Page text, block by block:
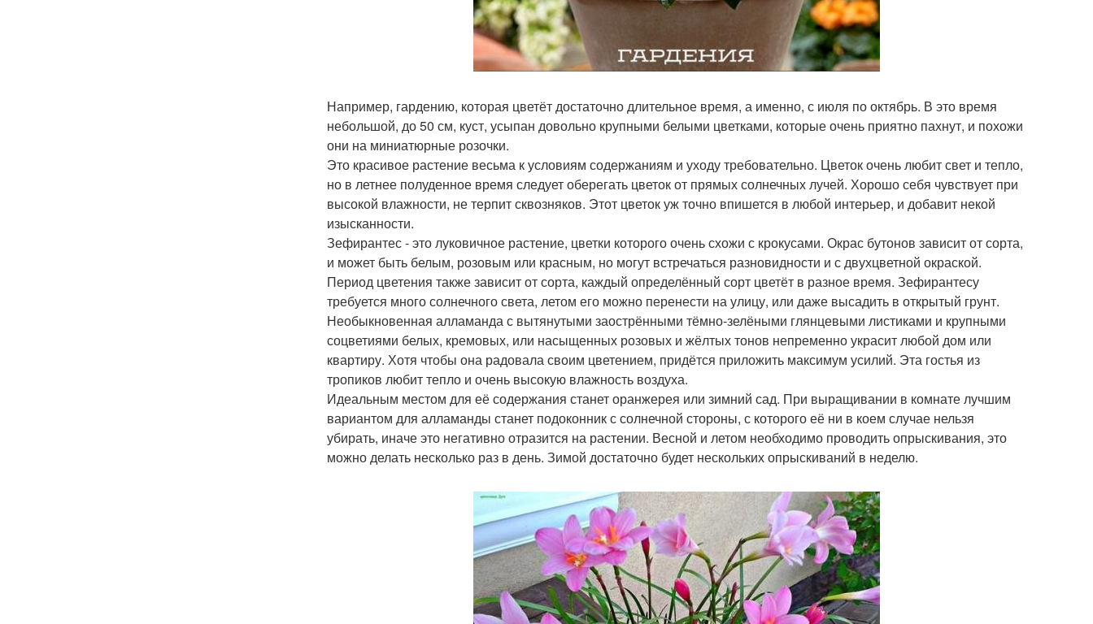
Например, гардению, которая цветёт достаточно длительное время, а именно, с июля по октябрь. В это время
небольшой, до 50 см, куст, усыпан довольно крупными белыми цветками, которые очень приятно пахнут, и похожи
они на миниатюрные розочки.
Это красивое растение весьма к условиям содержаниям и уходу требовательно. Цветок очень любит свет и тепло,
но в летнее полуденное время следует оберегать цветок от прямых солнечных лучей. Хорошо себя чувствует при
высокой влажности, не терпит сквозняков. Этот цветок уж точно впишется в любой интерьер, и добавит некой
изысканности.
Зефирантес - это луковичное растение, цветки которого очень схожи с крокусами. Окрас бутонов зависит от сорта,
и может быть белым, розовым или красным, но могут встречаться разновидности и с двухцветной окраской.
Период цветения также зависит от сорта, каждый определённый сорт цветёт в разное время. Зефирантесу
требуется много солнечного света, летом его можно перенести на улицу, или даже высадить в открытый грунт.
Необыкновенная алламанда с вытянутыми заострёнными тёмно-зелёными глянцевыми листиками и крупными
соцветиями белых, кремовых, или насыщенных розовых и жёлтых тонов непременно украсит любой дом или
квартиру. Хотя чтобы она радовала своим цветением, придётся приложить максимум усилий. Эта гостья из
тропиков любит тепло и очень высокую влажность воздуха.
Идеальным местом для её содержания станет оранжерея или зимний сад. При выращивании в комнате лучшим
вариантом для алламанды станет подоконник с солнечной стороны, с которого её ни в коем случае нельзя
убирать, иначе это негативно отразится на растении. Весной и летом необходимо проводить опрыскивания, это
можно делать несколько раз в день. Зимой достаточно будет нескольких опрыскиваний в неделю.